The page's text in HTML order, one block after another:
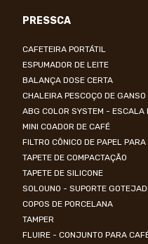
PRESSCA
CAFETEIRA PORTÁTIL
ESPUMADOR DE LEITE
BALANÇA DOSE CERTA
CHALEIRA PESCOÇO DE GANSO
ABG COLOR SYSTEM - ESCALA
MINI COADOR DE CAFÉ
FILTRO CÔNICO DE PAPEL
TAPETE DE COMPACTAÇÃO
TAPETE DE SILICONE
SOLOUNO - SUPORTE
COPOS DE PORCELANA
TAMPER
FLUIRE - CONJUNTO PARA